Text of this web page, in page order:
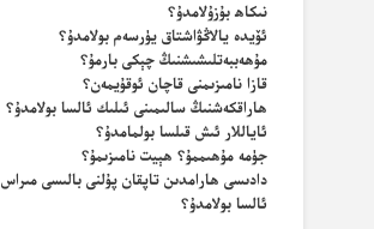
نىكاھ بۇزۇلامدۇ؟
ئۆيدە يالاڭۋاشتاق يۈرسەم بولامدۇ؟
مۇھەببەتلىشىشنىڭ چېكى بارمۇ؟
قازا نامىزىمنى قاچان ئوقۇيمەن؟
ھاراقكەشنىڭ سالىمىنى ئىلىك ئالسا بولامدۇ؟
ئاياللار ئىش قىلسا بولمامدۇ؟
جۈمە مۇھىممۇ؟ ھېيت نامىزىمۇ؟
دادىسى ھارامدىن تاپقان پۇلنى بالىسى مىراس
ئالسا بولامدۇ؟